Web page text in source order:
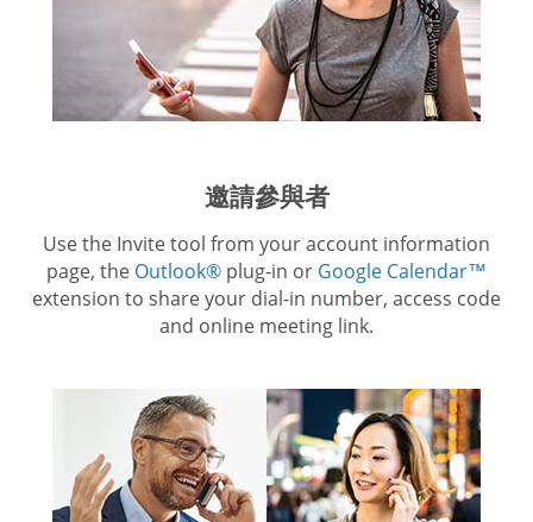
邀請參與者
Use the Invite tool from your account information
page, the Outlook® plug-in or Google Calendar™
extension to share your dial-in number, access code
and online meeting link.